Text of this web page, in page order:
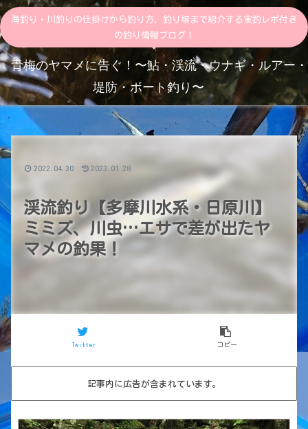
海釣り・川釣りの仕掛けから釣り方、釣り場まで紹介する実釣レポ付き
の釣り情報ブログ！
青梅のヤマメに告ぐ！〜鮎・渓流・ウナギ・ルアー・
堤防・ボート釣り〜
渓流釣り【多摩川水系・日原川】
ミミズ、川虫…エサで差が出たヤ
マメの釣果！
Twitter コピー
2022.04.30 2023.01.28
記事内に広告が含まれています。